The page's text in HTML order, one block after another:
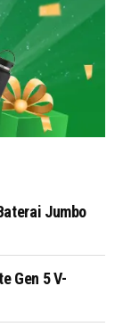
Jumbo
Gen 5 V-